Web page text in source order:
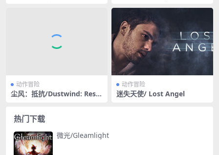
动作冒险
尘风：抵抗/Dustwind: Resis
动作冒险
迷失天使/ Lost Angel
热门下载
微光/Gleamlight